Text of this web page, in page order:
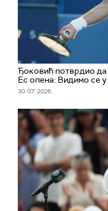
Ђоковић потврдио да
Ес опена: Видимо се у
30. 07. 2026.